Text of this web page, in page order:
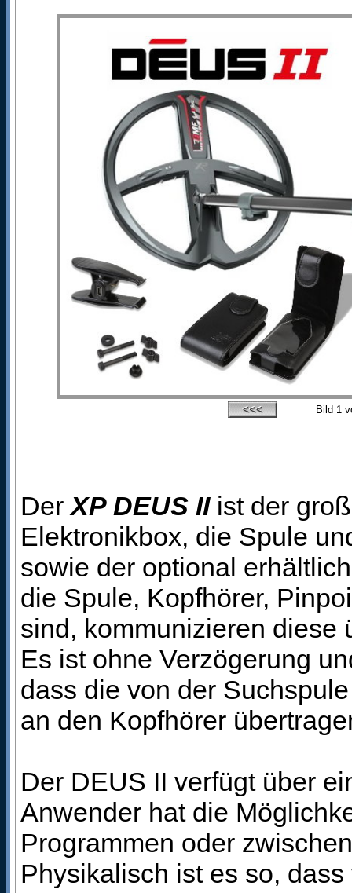
Bild 1
DerXP DEUS IIist der
Elektronikbox, die Spule
sowie der optional
die Spule, Kopfhörer,
sind, kommunizieren diese
Es ist ohne Verzögerung
dass die von der
an den Kopfhörer
Der DEUS II verfügt über
Anwender hat die
Programmen oder
Physikalisch ist es so,